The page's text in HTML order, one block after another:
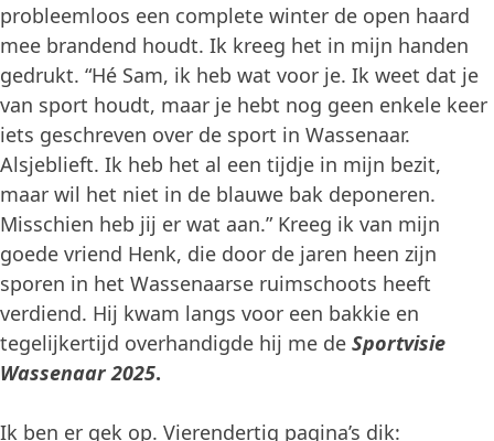
probleemloos een complete winter de open haard
mee brandend houdt. Ik kreeg het in mijn handen
gedrukt. “Hé Sam, ik heb wat voor je. Ik weet dat je
van sport houdt, maar je hebt nog geen enkele keer
iets geschreven over de sport in Wassenaar.
Alsjeblieft. Ik heb het al een tijdje in mijn bezit,
maar wil het niet in de blauwe bak deponeren.
Misschien heb jij er wat aan.” Kreeg ik van mijn
goede vriend Henk, die door de jaren heen zijn
sporen in het Wassenaarse ruimschoots heeft
verdiend. Hij kwam langs voor een bakkie en
tegelijkertijd overhandigde hij me de Sportvisie
Wassenaar 2025.
Ik ben er gek op. Vierendertig pagina’s dik: